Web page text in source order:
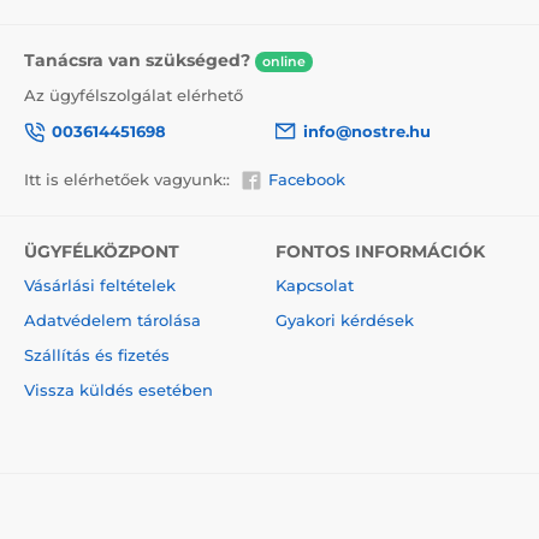
Kiváló minőségű vászon, melynek súlya 370 g/m
biztosítják a színtelítettséget (12-16 menet, tinta
találhatók).
5V-os kartondobozba csomagolva.
Tanácsra van szükséged? online
Az ügyfélszolgálat elérhető
003614451698
info@nostre.hu
Itt is elérhetőek vagyunk:: Facebook
ÜGYFÉLKÖZPONT
Vásárlási feltételek
Adatvédelem tárolása
Szállítás és fizetés
Vissza küldés esetében
FONTOS INFORMÁCIÓK
Kapcsolat
Gyakori kérdések